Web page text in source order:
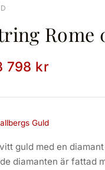
Rome
798 kr
Guld
guld med en diamant
diamanten är fattad